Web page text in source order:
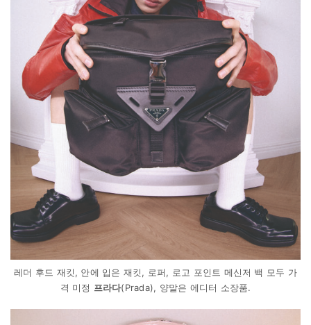
레더 후드 재킷, 안에 입은 재킷, 로퍼, 로고 포인트 메신저 백 모두 가
격 미정 프라다(Prada), 양말은 에디터 소장품.